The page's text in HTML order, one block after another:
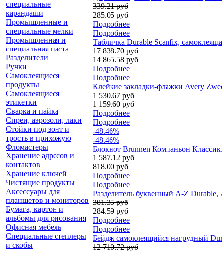
специальные
карандаши
Промышленные и
специальные мелки
Промышленная и
специальная паста
Разделители
Ручки
Самоклеящиеся
продукты
Самоклеящиеся
этикетки
Сварка и пайка
Спреи, аэрозоли, лаки
Стойки под зонт и
трость в прихожую
Фломастеры
Хранение адресов и
контактов
Хранение ключей
Чистящие продукты
Аксессуары для
планшетов и мониторов
Бумага, картон и
альбомы для рисования
Офисная мебель
Специальные степлеры
и скобы
339.21 руб
285.05 руб
Подробнее
Подробнее
Табличка Durable Scanfix,
17 838.70 руб
14 865.58 руб
Подробнее
Подробнее
Клейкие закладки-флажки Avery
1 530.67 руб
1 159.60 руб
Подробнее
Подробнее
-48.46%
-48.46%
Блокнот Brunnen Компаньон
1 587.12 руб
818.00 руб
Подробнее
Подробнее
Разделитель буквенный A-Z Durable,
381.35 руб
284.59 руб
Подробнее
Подробнее
Бейдж самоклеящийся нагрудный
12 710.72 руб